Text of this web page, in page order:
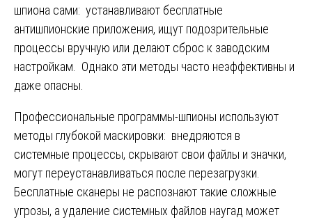
шпиона сами: устанавливают бесплатные
антишпионские приложения, ищут подозрительные
процессы вручную или делают сброс к заводским
настройкам. Однако эти методы часто неэффективны и
даже опасны.
Профессиональные программы-шпионы используют
методы глубокой маскировки: внедряются в
системные процессы, скрывают свои файлы и значки,
могут переустанавливаться после перезагрузки.
Бесплатные сканеры не распознают такие сложные
угрозы, а удаление системных файлов наугад может